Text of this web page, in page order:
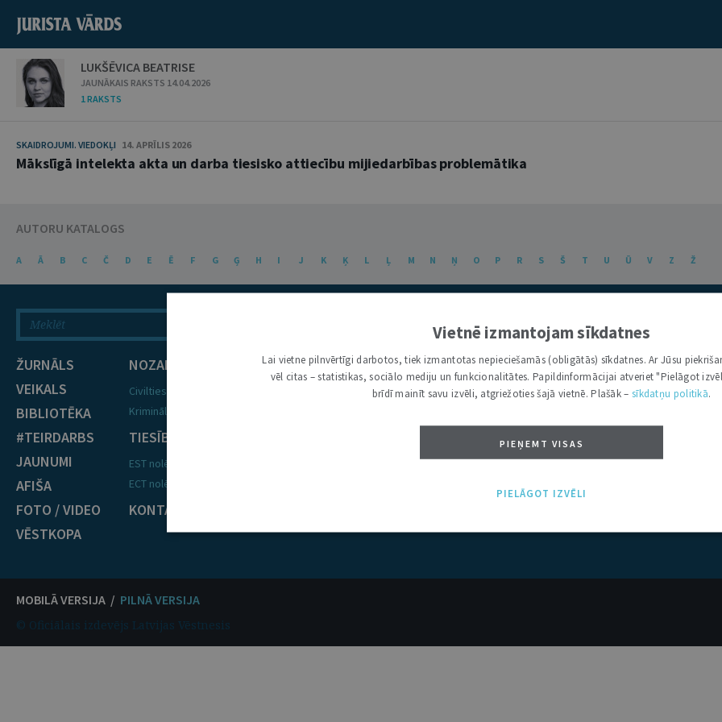
LUKŠĒVICA BEATRISE
JAUNĀKAIS RAKSTS 14.04.2026
1 RAKSTS
SKAIDROJUMI. VIEDOKĻI 14. APRĪLIS 2026
Mākslīgā intelekta akta un darba tiesisko attiecību mijiedarbības problemātika
AUTORU KATALOGS
A Ā B C Č D E Ē F G Ģ H I J K Ķ L Ļ M N Ņ O P R S Š T U Ū V Z Ž
ŽURNĀLS
VEIKALS
BIBLIOTĒKA
#TEIRDARBS
JAUNUMI
AFIŠA
FOTO / VIDEO
VĒSTKOPA
NOZARES
Civiltiesības
Krimināltiesības
TIESĪBU PRAKSE
EST nolēmumi
ECT nolēmumi
KONTAKTI
MOBILĀ VERSIJA / PILNĀ VERSIJA
© Oficiālais izdevējs Latvijas Vēstnesis
Vietnē izmantojam sīkdatnes
Lai vietne pilnvērtīgi darbotos, tiek izmantotas nepieciešamās (obligātās) sīkdatnes. Ar Jūsu
vēl citas – statistikas, sociālo mediju un funkcionalitātes. Papildinformācijai atveriet "Pielāgot
brīdī mainīt savu izvēli, atgriežoties šajā vietnē. Plašāk – sīkdatņu politikā.
PIEŅEMT VISAS
PIELĀGOT IZVĒLI